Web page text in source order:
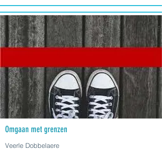
Omgaan met grenzen
Veerle Dobbelaere